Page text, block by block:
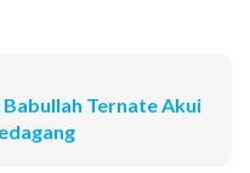
Babullah Ternate Akui